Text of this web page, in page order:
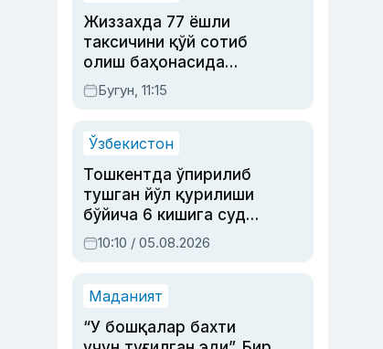
Жиззахда 77 ёшли
таксичини қўй сотиб
олиш баҳонасида
яйловга олиб бориб
ўлдирган йигит 20
Бугун, 11:15
Ўзбекистон
Тошкентда ўпирилиб
тушган йўл қурилиши
бўйича 6 кишига суд
ҳукми ўқилди
10:10 / 05.08.2026
Маданият
“У бошқалар бахти